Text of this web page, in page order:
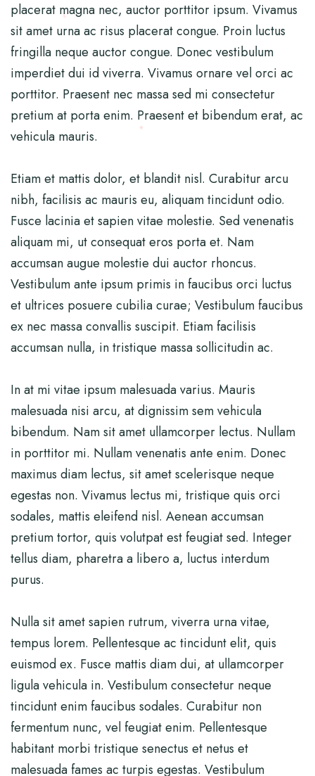
placerat magna nec, auctor porttitor ipsum. Vivamus
sit amet urna ac risus placerat congue. Proin luctus
fringilla neque auctor congue. Donec vestibulum
imperdiet dui id viverra. Vivamus ornare vel orci ac
porttitor. Praesent nec massa sed mi consectetur
pretium at porta enim. Praesent et bibendum erat, ac
vehicula mauris.
Etiam et mattis dolor, et blandit nisl. Curabitur arcu
nibh, facilisis ac mauris eu, aliquam tincidunt odio.
Fusce lacinia et sapien vitae molestie. Sed venenatis
aliquam mi, ut consequat eros porta et. Nam
accumsan augue molestie dui auctor rhoncus.
Vestibulum ante ipsum primis in faucibus orci luctus
et ultrices posuere cubilia curae; Vestibulum faucibus
ex nec massa convallis suscipit. Etiam facilisis
accumsan nulla, in tristique massa sollicitudin ac.
In at mi vitae ipsum malesuada varius. Mauris
malesuada nisi arcu, at dignissim sem vehicula
bibendum. Nam sit amet ullamcorper lectus. Nullam
in porttitor mi. Nullam venenatis ante enim. Donec
maximus diam lectus, sit amet scelerisque neque
egestas non. Vivamus lectus mi, tristique quis orci
sodales, mattis eleifend nisl. Aenean accumsan
pretium tortor, quis volutpat est feugiat sed. Integer
tellus diam, pharetra a libero a, luctus interdum
purus.
Nulla sit amet sapien rutrum, viverra urna vitae,
tempus lorem. Pellentesque ac tincidunt elit, quis
euismod ex. Fusce mattis diam dui, at ullamcorper
ligula vehicula in. Vestibulum consectetur neque
tincidunt enim faucibus sodales. Curabitur non
fermentum nunc, vel feugiat enim. Pellentesque
habitant morbi tristique senectus et netus et
malesuada fames ac turpis egestas. Vestibulum